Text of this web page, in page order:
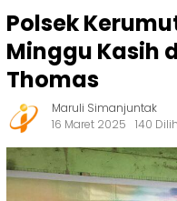
Polsek
Minggu Kasih
Thomas
Maruli Simanjuntak
16 Maret 2025
140